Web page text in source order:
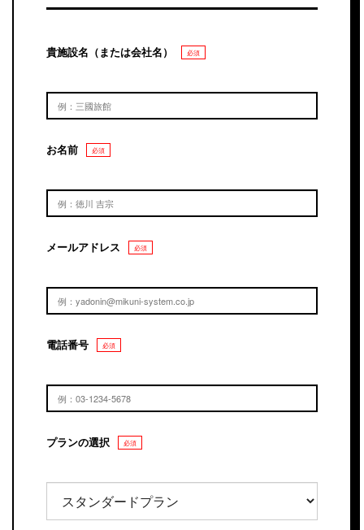
貴施設名（または会社名） 必須
お名前 必須
メールアドレス 必須
電話番号 必須
プランの選択 必須